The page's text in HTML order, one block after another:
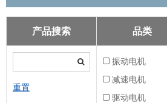
产品搜索 品类
重置
振动电机
减速电机
驱动电机